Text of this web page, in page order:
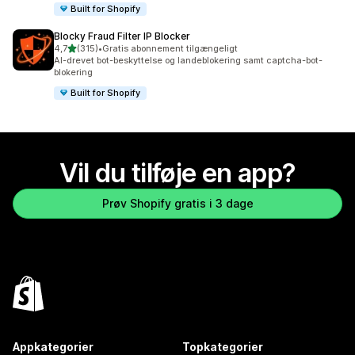
Built for Shopify
Blocky Fraud Filter IP Blocker
4,7ud af 5 stjerner
(315)
315 anmeldelser i alt
•Gratis abonnement tilgængeligt
AI-drevet bot-beskyttelse og landeblokering samt captcha-bot-
blokering
Built for Shopify
Vil du tilføje en app?
Prøv Shopify gratis i 3 dage
Appkategorier Topkategorier